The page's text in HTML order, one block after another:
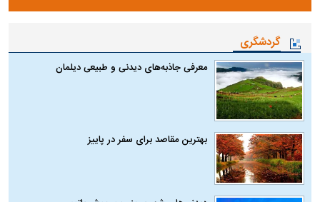
گردشگری
معرفی جاذبه‌های دیدنی و طبیعی دیلمان
بهترین مقاصد برای سفر در پاییز